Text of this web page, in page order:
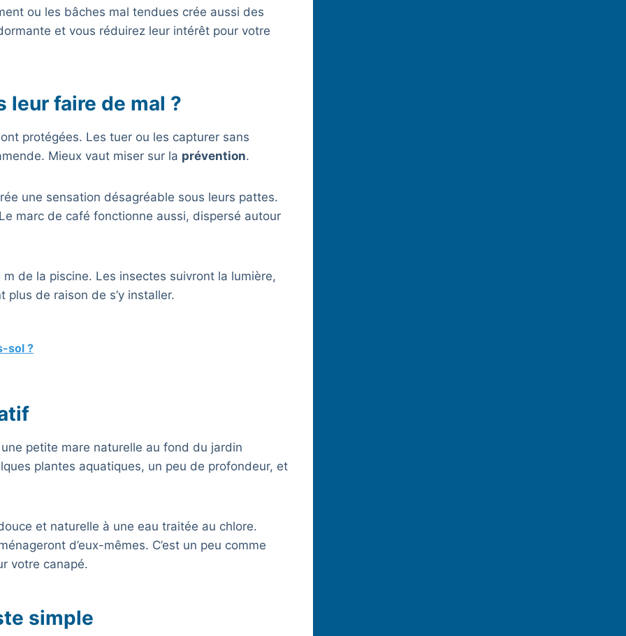
ou les bâches mal tendues crée aussi des
et vous réduirez leur intérêt pour votre
leur faire de mal ?
protégées. Les tuer ou les capturer sans
Mieux vaut miser sur la prévention.
une sensation désagréable sous leurs pattes.
marc de café fonctionne aussi, dispersé autour
de la piscine. Les insectes suivront la lumière,
plus de raison de s’y installer.
sol ?
petite mare naturelle au fond du jardin
plantes aquatiques, un peu de profondeur, et
et naturelle à une eau traitée au chlore.
d’eux-mêmes. C’est un peu comme
votre canapé.
simple